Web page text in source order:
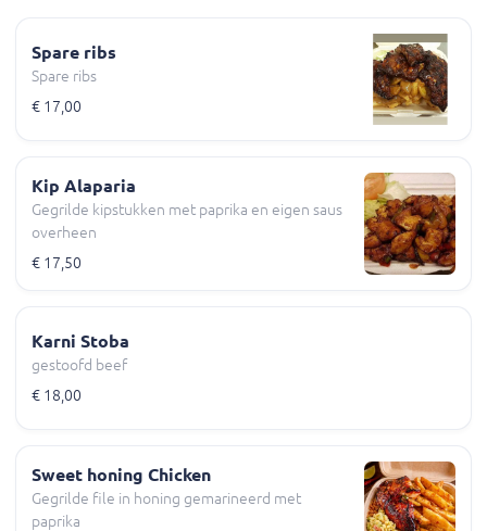
Spare ribs
Spare ribs
€ 17,00
Kip Alaparia
Gegrilde kipstukken met paprika en eigen saus
overheen
€ 17,50
Karni Stoba
gestoofd beef
€ 18,00
Sweet honing Chicken
Gegrilde file in honing gemarineerd met
paprika